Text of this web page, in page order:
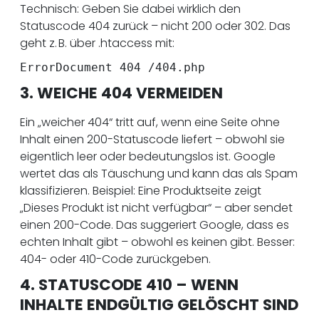
Technisch: Geben Sie dabei wirklich den
Statuscode 404 zurück – nicht 200 oder 302. Das
geht z. B. über .htaccess mit:
ErrorDocument 404 /404.php
3. WEICHE 404 VERMEIDEN
Ein „weicher 404“ tritt auf, wenn eine Seite ohne
Inhalt einen 200-Statuscode liefert – obwohl sie
eigentlich leer oder bedeutungslos ist. Google
wertet das als Täuschung und kann das als Spam
klassifizieren. Beispiel: Eine Produktseite zeigt
„Dieses Produkt ist nicht verfügbar“ – aber sendet
einen 200-Code. Das suggeriert Google, dass es
echten Inhalt gibt – obwohl es keinen gibt. Besser:
404- oder 410-Code zurückgeben.
4. STATUSCODE 410 – WENN
INHALTE ENDGÜLTIG GELÖSCHT SIND